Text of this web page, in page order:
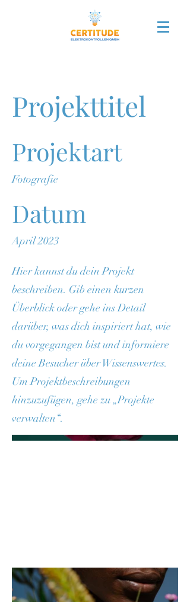
Projekttitel
Projektart
Fotografie
Datum
April 2023
Hier kannst du dein Projekt
beschreiben. Gib einen kurzen
Überblick oder gehe ins Detail
darüber, was dich inspiriert hat, wie
du vorgegangen bist und informiere
deine Besucher über Wissenswertes.
Um Projektbeschreibungen
hinzuzufügen, gehe zu „Projekte
verwalten“.